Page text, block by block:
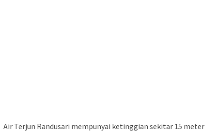
Air Terjun Randusari mempunyai ketinggian sekitar 15 meter